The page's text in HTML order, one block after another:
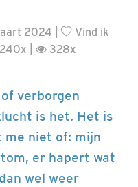
2024 |
Vind ik
240x | 328x
verborgen
is het. Het is
me niet of: mijn
er hapert wat
wel weer